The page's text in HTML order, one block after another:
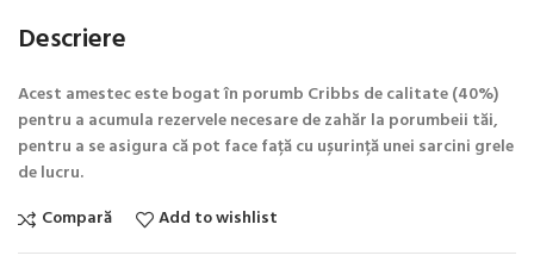
Descriere
Acest amestec este bogat în porumb Cribbs de calitate (40%)
pentru a acumula rezervele necesare de zahăr la porumbeii tăi,
pentru a se asigura că pot face față cu ușurință unei sarcini grele
de lucru.
Compară
Add to wishlist